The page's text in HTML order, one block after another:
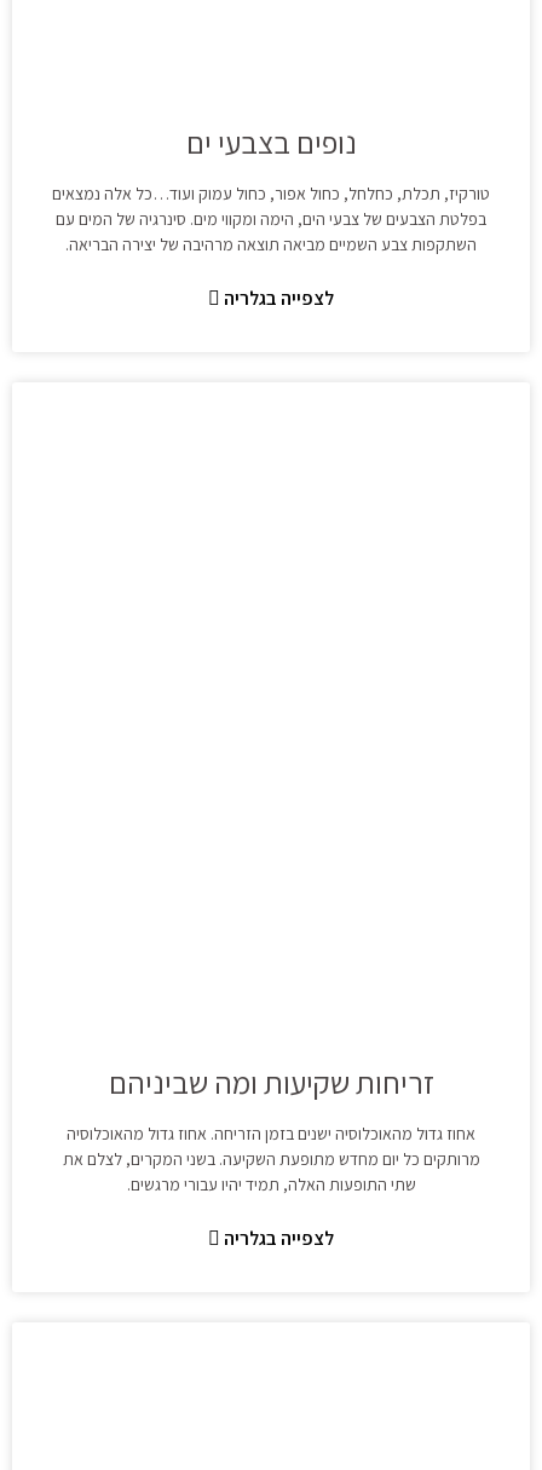
נופים בצבעי ים
טורקיז, תכלת, כחלחל, כחול אפור, כחול עמוק ועוד…כל אלה נמצאים
בפלטת הצבעים של צבעי הים, הימה ומקווי מים. סינרגיה של המים עם
השתקפות צבע השמיים מביאה תוצאה מרהיבה של יצירה הבריאה.
לצפייה בגלריה
זריחות שקיעות ומה שביניהם
אחוז גדול מהאוכלוסיה ישנים בזמן הזריחה. אחוז גדול מהאוכלוסיה
מרותקים כל יום מחדש מתופעת השקיעה. בשני המקרים, לצלם את
שתי התופעות האלה, תמיד יהיו עבורי מרגשים.
לצפייה בגלריה